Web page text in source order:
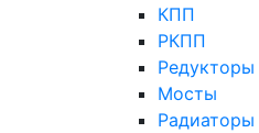
КПП
РКПП
Редукторы
Мосты
Радиаторы